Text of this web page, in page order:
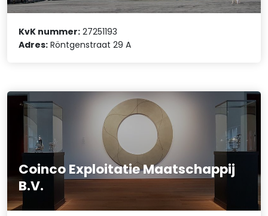
KvK nummer: 27251193
Adres: Röntgenstraat 29 A
Coinco Exploitatie Maatschappij
B.V.